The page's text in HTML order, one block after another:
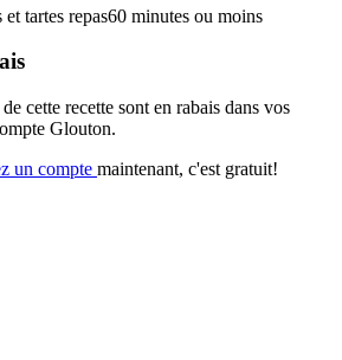
et tartes repas60 minutes ou moins
cette recette sont en rabais dans vos
Glouton.
un compte maintenant, c'est gratuit!